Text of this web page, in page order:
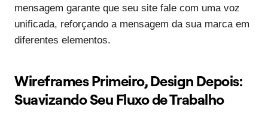
mensagem garante que seu site fale com uma voz
unificada, reforçando a mensagem da sua marca em
diferentes elementos.
Wireframes Primeiro, Design Depois:
Suavizando Seu Fluxo de Trabalho